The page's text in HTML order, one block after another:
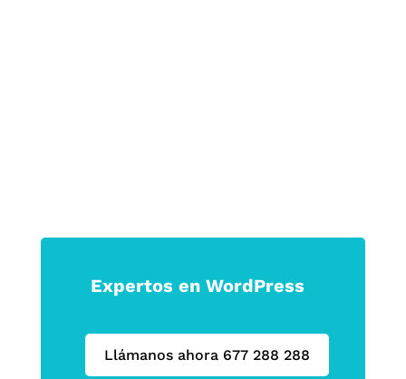
Expertos en WordPress
Llámanos ahora 677 288 288